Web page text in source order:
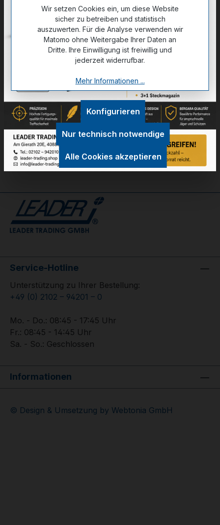
Noch kein Kunde?Registrieren Sie sich jetzt.
Technische Daten
GPSR Information
Bewertungen
Service-Hotline
Unterstützung zu Ihrer Bestellung:
+49 (0) 2102 – 94201 – 0
Mo. - Do.: 08:45 - 17:45 Uhr
Fr.: 08:45 - 14:45 Uhr
Sa. - So.: Geschlossen
Informationen
© Design & Umsetzung by Webtonia GmbH
Wir setzen Cookies ein, um diese Website
sicher zu betreiben und statistisch
auszuwerten. Für die Analyse verwenden wir
Matomo ohne Weitergabe Ihrer Daten an
Dritte. Ihre Einwilligung ist freiwillig und
jederzeit widerrufbar.
Mehr Informationen ...
Nur technisch notwendige
Konfigurieren
Alle Cookies akzeptieren